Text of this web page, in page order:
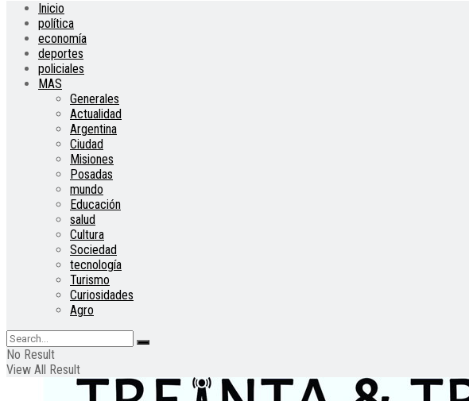
Inicio
política
economía
deportes
policiales
MAS
Generales
Actualidad
Argentina
Ciudad
Misiones
Posadas
mundo
Educación
salud
Cultura
Sociedad
tecnología
Turismo
Curiosidades
Agro
No Result
View All Result